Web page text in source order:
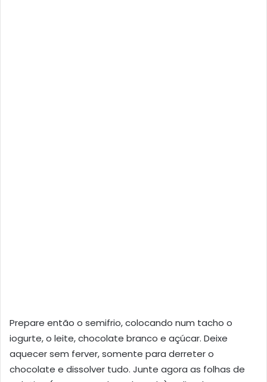
Prepare então o semifrio, colocando num tacho o
iogurte, o leite, chocolate branco e açúcar. Deixe
aquecer sem ferver, somente para derreter o
chocolate e dissolver tudo. Junte agora as folhas de